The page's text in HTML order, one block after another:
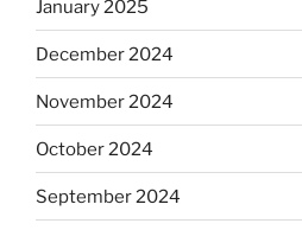
January 2025
December 2024
November 2024
October 2024
September 2024